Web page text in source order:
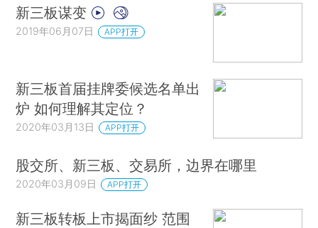
新三板谋变
2019年06月07日 APP打开
新三板首届挂牌委候选名单出
炉 如何理解其定位？
2020年03月13日 APP打开
股交所、新三板、交易所，边界在哪里
2020年03月09日 APP打开
新三板转板上市揭面纱 范围